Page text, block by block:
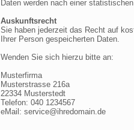
Daten werden nach einer
Auskunftsrecht
Sie haben jederzeit das Recht auf
Ihrer Person gespeicherten Daten.
Wenden Sie sich hierzu bitte an:
Musterfirma
Musterstrasse 216a
22334 Musterstedt
Telefon: 040 1234567
eMail: service@ihredomain.de